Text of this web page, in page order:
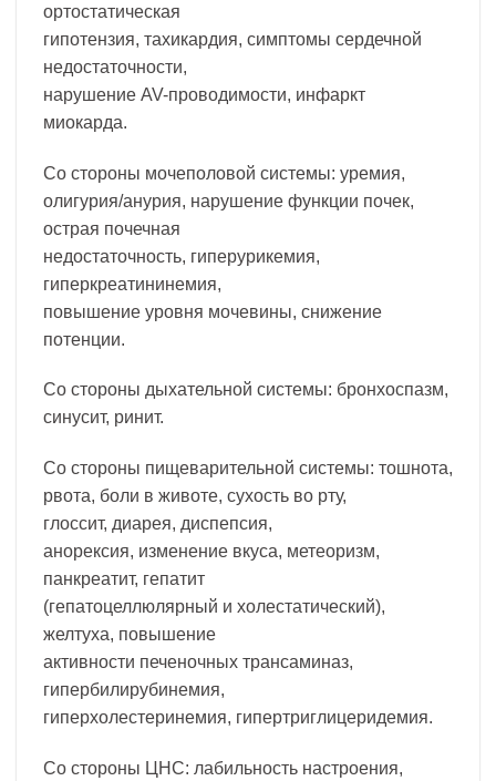
ортостатическая
гипотензия, тахикардия, симптомы сердечной
недостаточности,
нарушение AV-проводимости, инфаркт
миокарда.
Со стороны мочеполовой системы: уремия,
олигурия/анурия, нарушение функции почек,
острая почечная
недостаточность, гиперурикемия,
гиперкреатининемия,
повышение уровня мочевины, снижение
потенции.
Со стороны дыхательной системы: бронхоспазм,
синусит, ринит.
Со стороны пищеварительной системы: тошнота,
рвота, боли в животе, сухость во рту,
глоссит, диарея, диспепсия,
анорексия, изменение вкуса, метеоризм,
панкреатит, гепатит
(гепатоцеллюлярный и холестатический),
желтуха, повышение
активности печеночных трансаминаз,
гипербилирубинемия,
гиперхолестеринемия, гипертриглицеридемия.
Со стороны ЦНС: лабильность настроения,